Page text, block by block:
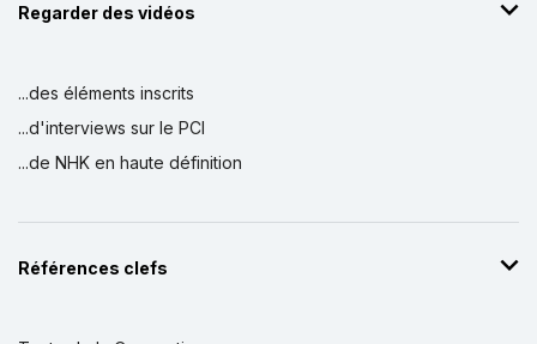
Regarder des vidéos
...des éléments inscrits
...d'interviews sur le PCI
...de NHK en haute définition
Références clefs